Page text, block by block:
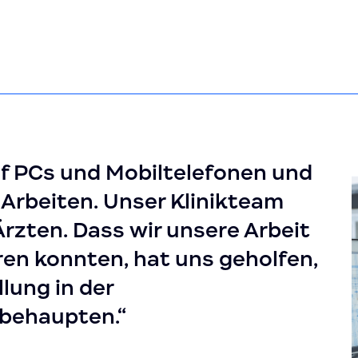
PCs und Mobiltelefonen und
Unser Klinikteam
Dass wir unsere Arbeit
konnten, hat uns geholfen,
in der